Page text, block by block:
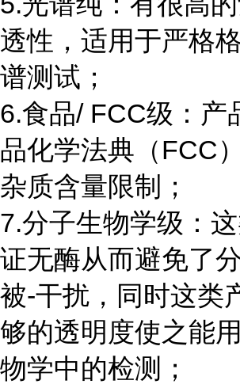
透性，适用于严格
谱测试；
6.食品/ FCC级：产
品化学法典（FCC
杂质含量限制；
7.分子生物学级：
证无酶从而避免了
被-干扰，同时这类
够的透明度使之能
物学中的检测；